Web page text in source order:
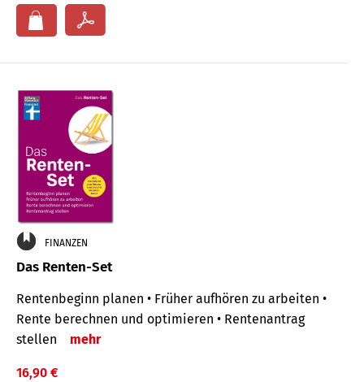
FINANZEN
Das Renten-Set
Rentenbeginn planen • Früher aufhören zu arbeiten •
Rente berechnen und optimieren • Rentenantrag
stellen
mehr
16,90 €